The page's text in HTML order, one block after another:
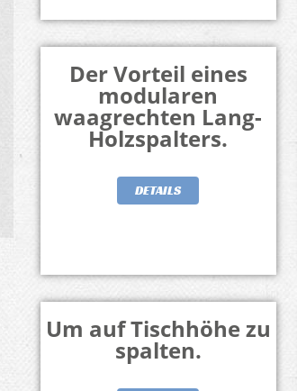
Der Vorteil eines
modularen
waagrechten Lang-
Holzspalters.
DETAILS
Um auf Tischhöhe zu
spalten.